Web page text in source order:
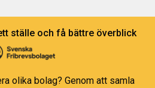
ställe och få bättre överblick
olika bolag? Genom att samla